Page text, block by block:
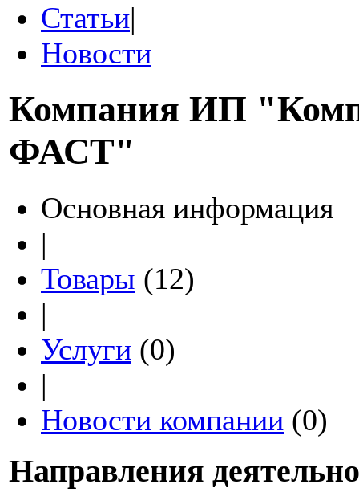
Статьи|
Новости
Компания ИП
ФАСТ"
Основная информация
|
Товары (12)
|
Услуги (0)
|
Новости компании (0)
Направления